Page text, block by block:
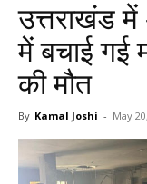
उत्तराखंड
में बचाई गई
की मौत
By Kamal Joshi - May